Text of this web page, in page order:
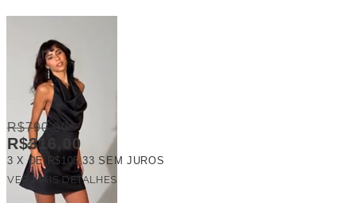
R$790,00
R$316,00
3 X DE R$105,33 SEM JUROS
VER MAIS DETALHES